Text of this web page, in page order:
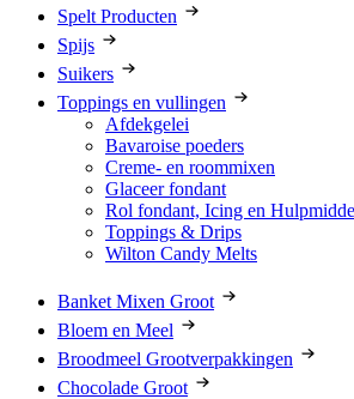
Spelt Producten
Spijs
Suikers
Toppings en vullingen
Afdekgelei
Bavaroise poeders
Creme- en roommixen
Glaceer fondant
Rol fondant, Icing en
Toppings & Drips
Wilton Candy Melts
Banket Mixen Groot
Bloem en Meel
Broodmeel Grootverpakkingen
Chocolade Groot